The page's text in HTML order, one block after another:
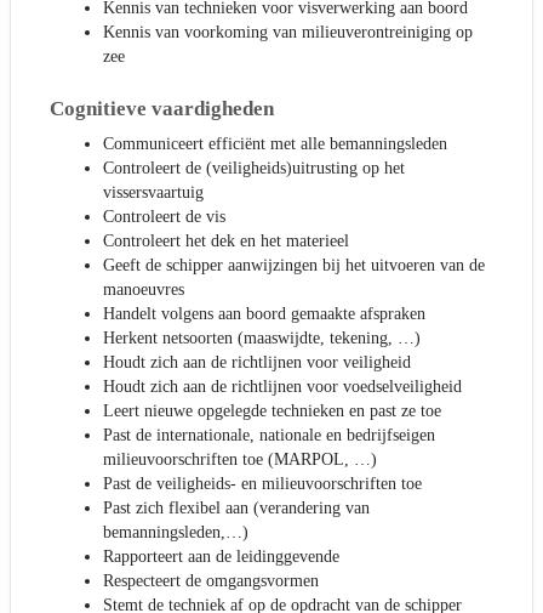
Kennis van technieken voor visverwerking aan boord
Kennis van voorkoming van milieuverontreiniging op
zee
Cognitieve vaardigheden
Communiceert efficiënt met alle bemanningsleden
Controleert de (veiligheids)uitrusting op het
vissersvaartuig
Controleert de vis
Controleert het dek en het materieel
Geeft de schipper aanwijzingen bij het uitvoeren van de
manoeuvres
Handelt volgens aan boord gemaakte afspraken
Herkent netsoorten (maaswijdte, tekening, …)
Houdt zich aan de richtlijnen voor veiligheid
Houdt zich aan de richtlijnen voor voedselveiligheid
Leert nieuwe opgelegde technieken en past ze toe
Past de internationale, nationale en bedrijfseigen
milieuvoorschriften toe (MARPOL, …)
Past de veiligheids- en milieuvoorschriften toe
Past zich flexibel aan (verandering van
bemanningsleden,…)
Rapporteert aan de leidinggevende
Respecteert de omgangsvormen
Stemt de techniek af op de opdracht van de schipper